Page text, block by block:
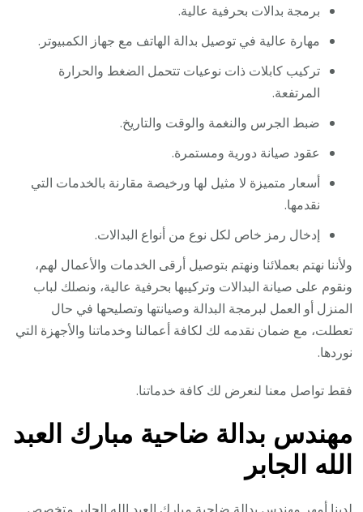
برمجة بدالات بحرفية عالية.
مهارة عالية في توصيل بدالة الهاتف مع جهاز الكمبيوتر.
تركيب كابلات ذات نوعيات تتحمل الضغط والحرارة
المرتفعة.
ضبط الجرس والنغمة والوقت والتاريخ.
عقود صيانة دورية ومستمرة.
أسعار متميزة لا مثيل لها ورخيصة مقارنة بالخدمات التي
نقدمها.
إدخال رمز خاص لكل نوع من أنواع البدالات.
ولأننا نهتم بعملائنا ونهتم بتوصيل أرقى الخدمات والأعمال لهم،
ونقوم على صيانة البدالات وتركيبها بحرفية عالية، ونصلك لباب
المنزل أو العمل لبرمجة البدالة وصيانتها وتصليحها في حال
تعطلت، مع ضمان نقدمه لك لكافة أعمالنا وخدماتنا والأجهزة التي
نوردها.
فقط تواصل معنا لنعرض لك كافة خدماتنا.
مهندس بدالة ضاحية مبارك العبد
الله الجابر